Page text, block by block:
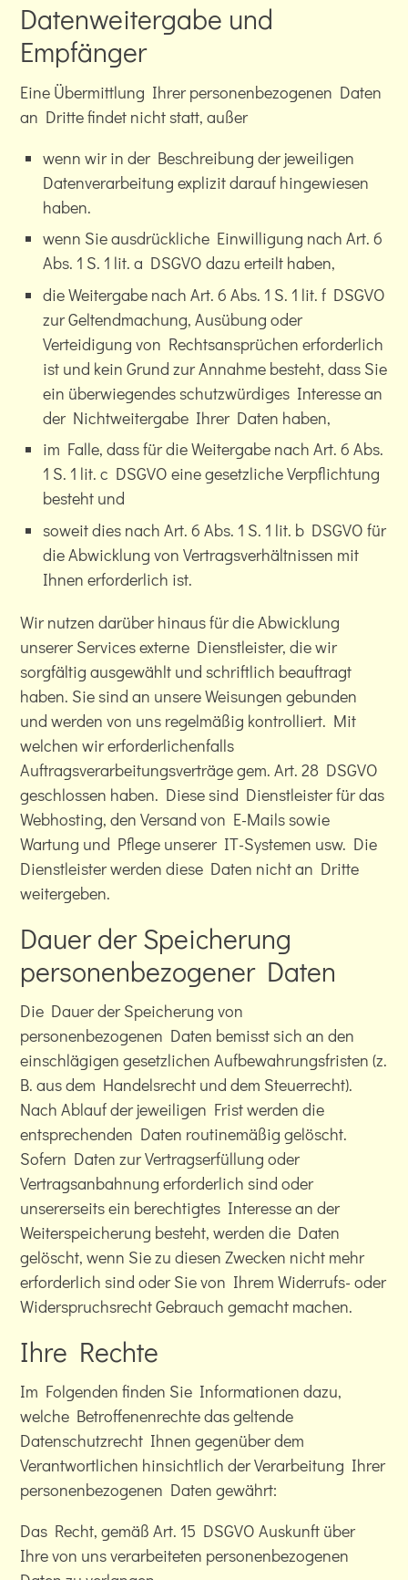
Datenweitergabe und
Empfänger
Eine Übermittlung Ihrer personenbezogenen Daten
an Dritte findet nicht statt, außer
wenn wir in der Beschreibung der jeweiligen
Datenverarbeitung explizit darauf hingewiesen
haben.
wenn Sie ausdrückliche Einwilligung nach Art. 6
Abs. 1 S. 1 lit. a DSGVO dazu erteilt haben,
die Weitergabe nach Art. 6 Abs. 1 S. 1 lit. f DSGVO
zur Geltendmachung, Ausübung oder
Verteidigung von Rechtsansprüchen erforderlich
ist und kein Grund zur Annahme besteht, dass Sie
ein überwiegendes schutzwürdiges Interesse an
der Nichtweitergabe Ihrer Daten haben,
im Falle, dass für die Weitergabe nach Art. 6 Abs.
1 S. 1 lit. c DSGVO eine gesetzliche Verpflichtung
besteht und
soweit dies nach Art. 6 Abs. 1 S. 1 lit. b DSGVO für
die Abwicklung von Vertragsverhältnissen mit
Ihnen erforderlich ist.
Wir nutzen darüber hinaus für die Abwicklung
unserer Services externe Dienstleister, die wir
sorgfältig ausgewählt und schriftlich beauftragt
haben. Sie sind an unsere Weisungen gebunden
und werden von uns regelmäßig kontrolliert. Mit
welchen wir erforderlichenfalls
Auftragsverarbeitungsverträge gem. Art. 28 DSGVO
geschlossen haben. Diese sind Dienstleister für das
Webhosting, den Versand von E-Mails sowie
Wartung und Pflege unserer IT-Systemen usw. Die
Dienstleister werden diese Daten nicht an Dritte
weitergeben.
Dauer der Speicherung
personenbezogener Daten
Die Dauer der Speicherung von
personenbezogenen Daten bemisst sich an den
einschlägigen gesetzlichen Aufbewahrungsfristen (z.
B. aus dem Handelsrecht und dem Steuerrecht).
Nach Ablauf der jeweiligen Frist werden die
entsprechenden Daten routinemäßig gelöscht.
Sofern Daten zur Vertragserfüllung oder
Vertragsanbahnung erforderlich sind oder
unsererseits ein berechtigtes Interesse an der
Weiterspeicherung besteht, werden die Daten
gelöscht, wenn Sie zu diesen Zwecken nicht mehr
erforderlich sind oder Sie von Ihrem Widerrufs- oder
Widerspruchsrecht Gebrauch gemacht machen.
Ihre Rechte
Im Folgenden finden Sie Informationen dazu,
welche Betroffenenrechte das geltende
Datenschutzrecht Ihnen gegenüber dem
Verantwortlichen hinsichtlich der Verarbeitung Ihrer
personenbezogenen Daten gewährt:
Das Recht, gemäß Art. 15 DSGVO Auskunft über
Ihre von uns verarbeiteten personenbezogenen